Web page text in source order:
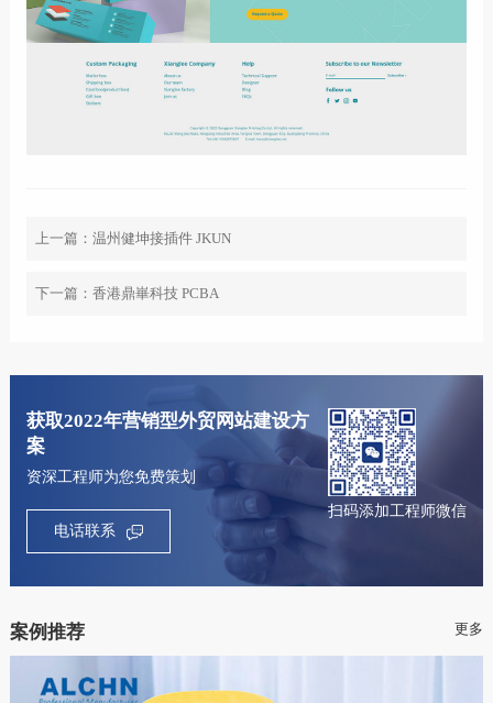
上一篇： 温州健坤接插件 JKUN
下一篇： 香港鼎崋科技 PCBA
获取2022年营销型外贸网站建设方
案
资深工程师为您免费策划
电话联系
扫码添加工程师微信
案例推荐 更多